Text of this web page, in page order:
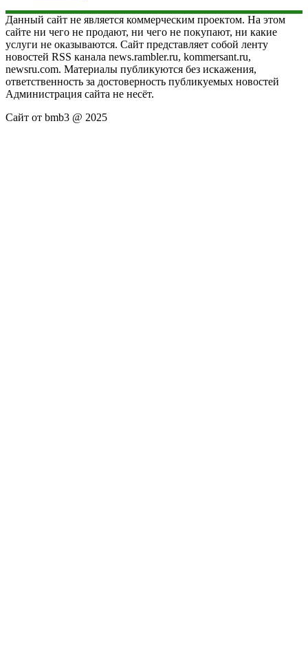
Данный сайт не является коммерческим проектом. На этом
сайте ни чего не продают, ни чего не покупают, ни какие
услуги не оказываются. Сайт представляет собой ленту
новостей RSS канала news.rambler.ru, kommersant.ru,
newsru.com. Материалы публикуются без искажения,
ответственность за достоверность публикуемых новостей
Администрация сайта не несёт.
Сайт от bmb3 @ 2025